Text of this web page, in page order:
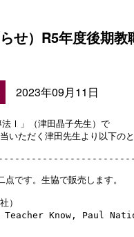
らせ）R5年度後期
2023年09月11日
法Ⅰ」（津田晶子先生）で
いただく津田先生より以下の
です。生協で販売します。
）
Know, Paul